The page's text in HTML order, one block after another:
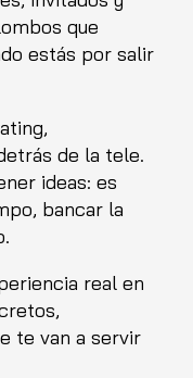
que
estás por salir
de la tele.
ideas: es
bancar la
real en
te van a servir